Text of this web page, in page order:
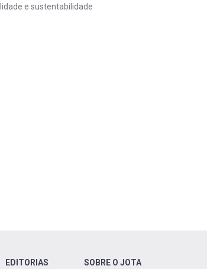
e sustentabilidade
EDITORIAS SOBRE O JOTA